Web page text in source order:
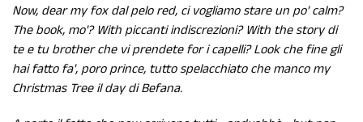
Now, dear my fox dal pelo red, ci vogliamo stare un po' calm?
The book, mo'? With piccanti indiscrezioni? With the story di
te e tu brother che vi prendete for i capelli? Look che fine gli
hai fatto fa', poro prince, tutto spelacchiato che manco my
Christmas Tree il day di Befana.